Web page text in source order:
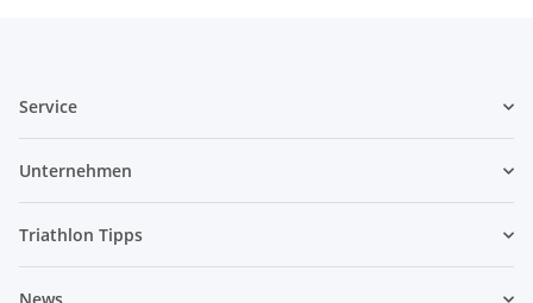
Service
Unternehmen
Triathlon Tipps